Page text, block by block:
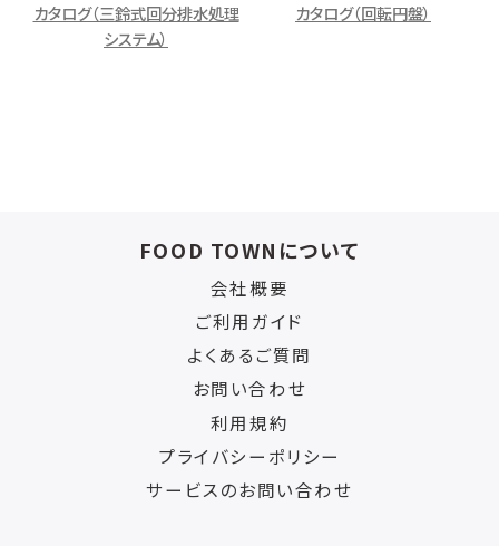
カタログ（三鈴式回分排水処理
システム）
カタログ（回転円盤）
FOOD TOWNについて
会社概要
ご利用ガイド
よくあるご質問
お問い合わせ
利用規約
プライバシーポリシー
サービスのお問い合わせ